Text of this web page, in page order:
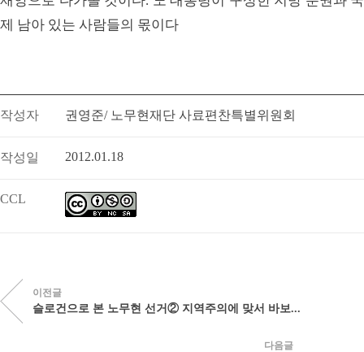
제 남아 있는 사람들의 몫이다
작성자 권영준/ 노무현재단 사료편찬특별위원회
작성일 2012.01.18
CCL
이전글
슬로건으로 본 노무현 선거② 지역주의에 맞서 바보...
다음글